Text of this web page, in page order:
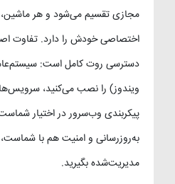
اختصاصی خودش را دارد. تفاوت
دسترسی روت کامل است:
ویندوز) را نصب می‌کنید، سرویس‌ها
پیکربندی وب‌سرور در اختیار
به‌روزرسانی و امنیت هم با
مدیریت‌شده بگیرید.